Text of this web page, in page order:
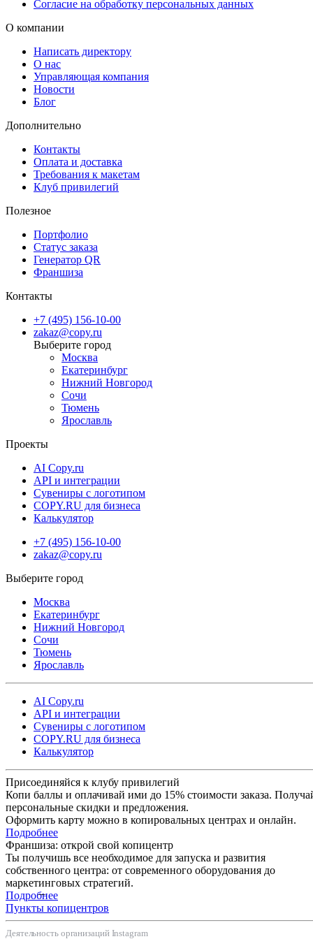
Согласие на обработку персональных данных
О компании
Написать директору
О нас
Управляющая компания
Новости
Блог
Дополнительно
Контакты
Оплата и доставка
Требования к макетам
Клуб привилегий
Полезное
Портфолио
Статус заказа
Генератор QR
Франшиза
Контакты
+7 (495) 156-10-00
zakaz@copy.ru
Москва
Екатеринбург
Нижний Новгород
Сочи
Тюмень
Ярославль
Проекты
AI Copy.ru
API и интеграции
Сувениры с логотипом
COPY.RU для бизнеса
Калькулятор
+7 (495) 156-10-00
zakaz@copy.ru
Москва
Екатеринбург
Нижний Новгород
Сочи
Тюмень
Ярославль
AI Copy.ru
API и интеграции
Сувениры с логотипом
COPY.RU для бизнеса
Калькулятор
Присоединяйся к клубу привилегий
Копи баллы и оплачивай ими до 15% стоимости заказа.
персональные скидки и предложения.
Оформить карту можно в копировальных центрах и онлайн.
Подробнее
Франшиза: открой свой копицентр
Ты получишь все необходимое для запуска и развития
собственного центра: от современного оборудования до
маркетинговых стратегий.
Подробнее
Пункты копицентров
Деятельность организаций Instagram